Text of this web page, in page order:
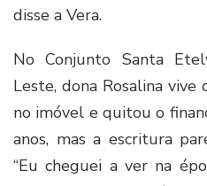
disse a Vera.
No Conjunto Santa
Leste, dona Rosalina
no imóvel e quitou o
anos, mas a escritura
“Eu cheguei a ver na